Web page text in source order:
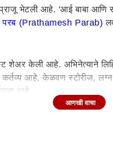
भेटली आहे. 'आई बाबा आणि
(Prathamesh Parab)
शेअर केली आहे.
कर्तव्य आहे, केळवण स्टोरीज,
आहे.
आणखी वाचा